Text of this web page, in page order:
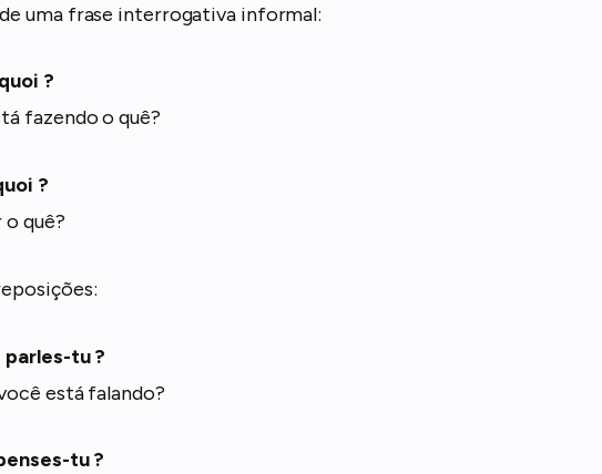
uma frase interrogativa informal:
?
fazendo o quê?
?
o quê?
parles-tu ?
está falando?
tu ?